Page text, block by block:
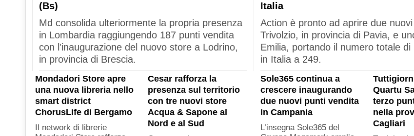
(Bs)
Md consolida ulteriormente la propria presenza
in Lombardia raggiungendo 187 punti vendita
con l'inaugurazione del nuovo store a Lodrino,
in provincia di Brescia.
Italia
Action è pronto ad aprire due
Trivolzio, in provincia di Pavia, e
Emilia, portando il numero totale di
in Italia a 249.
Mondadori Store apre
una nuova libreria nello
smart district
ChorusLife di Bergamo
Il network di librerie
Cesar rafforza la
presenza sul territorio
con tre nuovi store
Acqua & Sapone al
Nord e al Sud
Sole365 continua a
crescere inaugurando
due nuovi punti vendita
in Campania
L’insegna Sole365 del
Quartu
terzo
nella
Cagliari